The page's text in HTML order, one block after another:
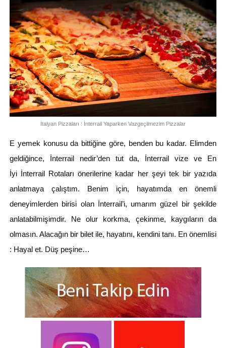
İtalyan Pizzaları : İnterrail Yaparken Vazgeçilmezim Pizzalar
E yemek konusu da bittiğine göre, benden bu kadar. Elimden
geldiğince, İnterrail nedir’den tut da, İnterrail vize ve En
İyi İnterrail Rotaları önerilerine kadar her şeyi tek bir yazıda
anlatmaya çalıştım. Benim için, hayatımda en önemli
deneyimlerden birisi olan İnterrail’i, umarım güzel bir şekilde
anlatabilmişimdir. Ne olur korkma, çekinme, kaygıların da
olmasın. Alacağın bir bilet ile, hayatını, kendini tanı. En önemlisi
: Hayal et. Düş peşine…